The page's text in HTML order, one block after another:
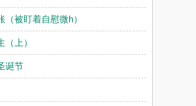
（被盯着自慰微h）
（上）
诞节